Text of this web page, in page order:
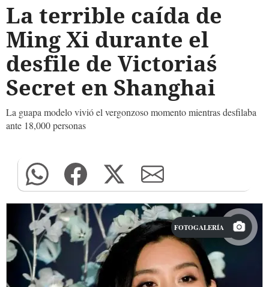
La terrible caída de
Ming Xi durante el
desfile de Victoria´s
Secret en Shanghai
La guapa modelo vivió el vergonzoso momento mientras desfilaba
ante 18,000 personas
FOTOGALERÍA